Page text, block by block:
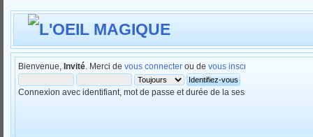
Bienvenue, Invité. Merci de vous connecterou de vous inscrire
Connexion avec identifiant, mot de passe et durée de la session